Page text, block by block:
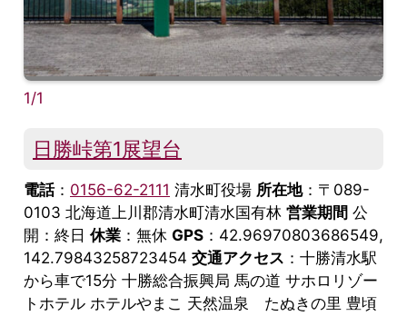
1/1
日勝峠第1展望台
電話： 0156-62-2111 清水町役場 所在地：〒089-
0103 北海道上川郡清水町清水国有林 営業期間 公
開：終日 休業 ：無休 GPS ：42.96970803686549,
142.79843258723454 交通アクセス ：十勝清水駅
から車で15分 十勝総合振興局 馬の道 サホロリゾー
トホテル ホテルやまこ 天然温泉 たぬきの里 豊頃